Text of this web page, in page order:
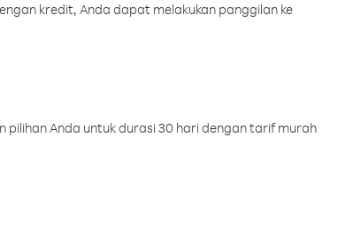
kredit, Anda dapat melakukan panggilan ke
pilihan Anda untuk durasi 30 hari dengan tarif murah